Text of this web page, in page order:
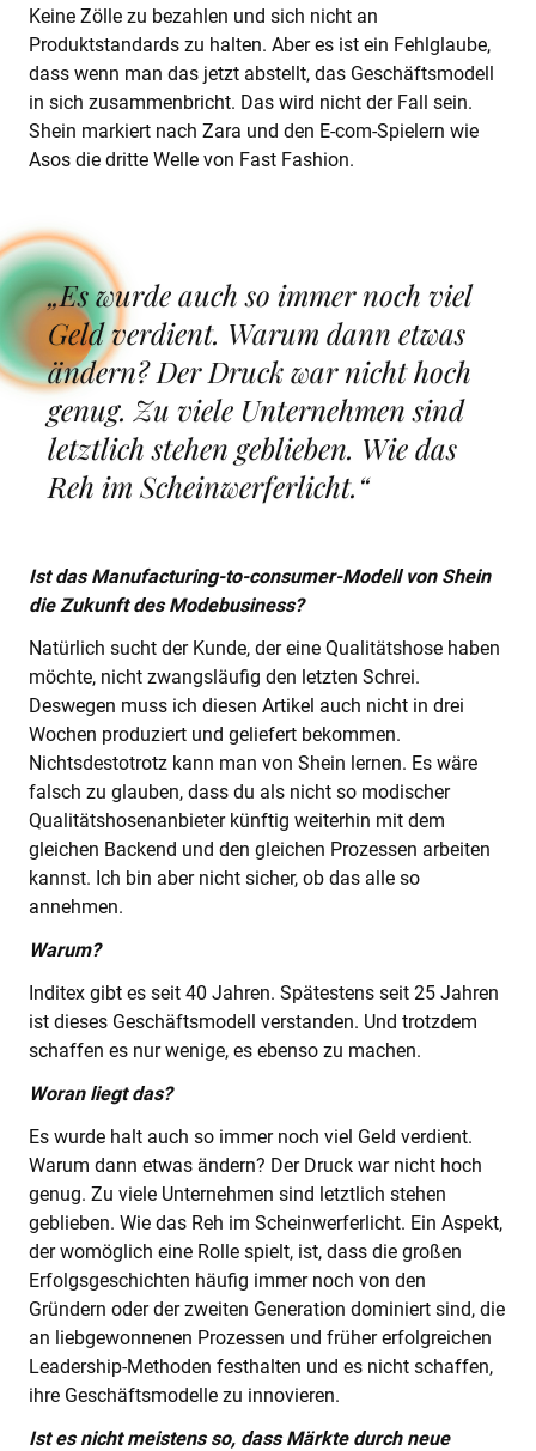
Keine Zölle zu bezahlen und sich nicht an
Produktstandards zu halten. Aber es ist ein Fehlglaube,
dass wenn man das jetzt abstellt, das Geschäftsmodell
in sich zusammenbricht. Das wird nicht der Fall sein.
Shein markiert nach Zara und den E-com-Spielern wie
Asos die dritte Welle von Fast Fashion.
„Es wurde auch so immer noch viel
Geld verdient. Warum dann etwas
ändern? Der Druck war nicht hoch
genug. Zu viele Unternehmen sind
letztlich stehen geblieben. Wie das
Reh im Scheinwerferlicht.“
Ist das Manufacturing-to-consumer-Modell von Shein
die Zukunft des Modebusiness?
Natürlich sucht der Kunde, der eine Qualitätshose haben
möchte, nicht zwangsläufig den letzten Schrei.
Deswegen muss ich diesen Artikel auch nicht in drei
Wochen produziert und geliefert bekommen.
Nichtsdestotrotz kann man von Shein lernen. Es wäre
falsch zu glauben, dass du als nicht so modischer
Qualitätshosenanbieter künftig weiterhin mit dem
gleichen Backend und den gleichen Prozessen arbeiten
kannst. Ich bin aber nicht sicher, ob das alle so
annehmen.
Warum?
Inditex gibt es seit 40 Jahren. Spätestens seit 25 Jahren
ist dieses Geschäftsmodell verstanden. Und trotzdem
schaffen es nur wenige, es ebenso zu machen.
Woran liegt das?
Es wurde halt auch so immer noch viel Geld verdient.
Warum dann etwas ändern? Der Druck war nicht hoch
genug. Zu viele Unternehmen sind letztlich stehen
geblieben. Wie das Reh im Scheinwerferlicht. Ein Aspekt,
der womöglich eine Rolle spielt, ist, dass die großen
Erfolgsgeschichten häufig immer noch von den
Gründern oder der zweiten Generation dominiert sind, die
an liebgewonnenen Prozessen und früher erfolgreichen
Leadership-Methoden festhalten und es nicht schaffen,
ihre Geschäftsmodelle zu innovieren.
Ist es nicht meistens so, dass Märkte durch neue